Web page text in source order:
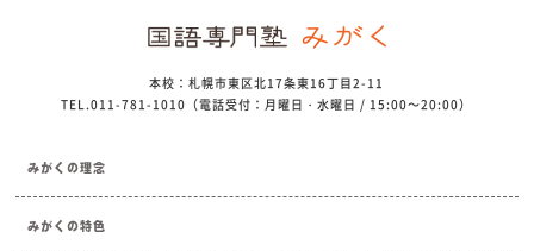
本校：札幌市東区北17条東16丁目2-11
TEL.011-781-1010（電話受付：月曜日・水曜日 / 15:00～20:00）
みがくの理念
みがくの特色